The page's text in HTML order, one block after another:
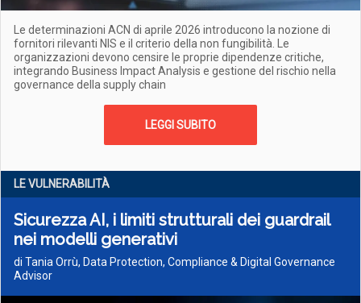
Le determinazioni ACN di aprile 2026 introducono la nozione di
fornitori rilevanti NIS e il criterio della non fungibilità. Le
organizzazioni devono censire le proprie dipendenze critiche,
integrando Business Impact Analysis e gestione del rischio nella
governance della supply chain
LEGGI SUBITO
LE VULNERABILITÀ
Sicurezza AI, i limiti strutturali dei guardrail
nei modelli generativi
di Tania Orrù, Data Protection, Compliance & Digital Governance
Advisor